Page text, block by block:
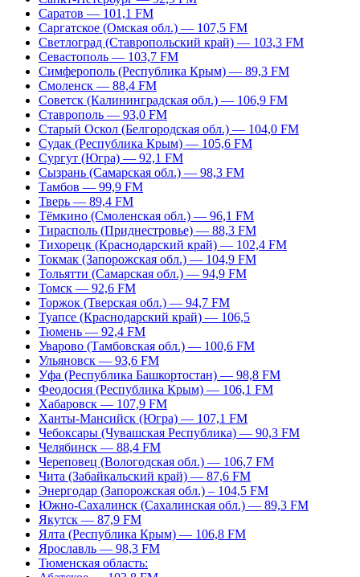
Саратов — 101,1 FM
Саргатское (Омская обл.) — 107,5 FM
Светлоград (Ставропольский край) — 103,3 FM
Севастополь — 103,7 FM
Симферополь (Республика Крым) — 89,3 FM
Смоленск — 88,4 FM
Советск (Калининградская обл.) — 106,9 FM
Ставрополь — 93,0 FM
Старый Оскол (Белгородская обл.) — 104,0 FM
Судак (Республика Крым) — 105,6 FM
Сургут (Югра) — 92,1 FM
Сызрань (Самарская обл.) — 98,3 FM
Тамбов — 99,9 FM
Тверь — 89,4 FM
Тёмкино (Смоленская обл.) — 96,1 FM
Тирасполь (Приднестровье) — 88,3 FM
Тихорецк (Краснодарский край) — 102,4 FM
Токмак (Запорожская обл.) — 104,9 FM
Тольятти (Самарская обл.) — 94,9 FM
Томск — 92,6 FM
Торжок (Тверская обл.) — 94,7 FM
Туапсе (Краснодарский край) — 106,5
Тюмень — 92,4 FM
Уварово (Тамбовская обл.) — 100,6 FM
Ульяновск — 93,6 FM
Уфа (Республика Башкортостан) — 98,8 FM
Феодосия (Республика Крым) — 106,1 FM
Хабаровск — 107,9 FM
Ханты-Мансийск (Югра) — 107,1 FM
Чебоксары (Чувашская Республика) — 90,3 FM
Челябинск — 88,4 FM
Череповец (Вологодская обл.) — 106,7 FM
Чита (Забайкальский край) — 87,6 FM
Энергодар (Запорожская обл.) – 104,5 FM
Южно-Сахалинск (Сахалинская обл.) — 89,3 FM
Якутск — 87,9 FM
Ялта (Республика Крым) — 106,8 FM
Ярославль — 98,3 FM
Тюменская область: